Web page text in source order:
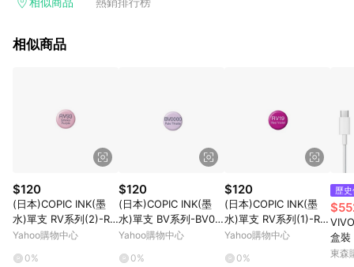
球嚴選、商城、專案商品、「草莓網」全館商品。 4. 如取消訂
券等)，不具點數回饋資格。詳細請依東森購物ETMall之結帳頁面
殊活動時開放「回饋無上限」)，以同一訂單中同一商品不論件數
計算，並依訂單成立時間當下LINE購物所設定的回饋機制為準。
8. LINE購物為購物資訊整合性平台，商品資料更新會有時間差，
如顯示之商品規格、顏色、價位、贈品與東森購物ETMall銷售網
頁不符，以銷售網頁標示為準。 9. 若有贈點爭議，請務必於訂單
日期+180天以內至LINE購物客服洽詢；若超過180天(含)以上進
行申訴，恕無法贈點回饋。 10. 部分點數紅包僅限指定商品使
用，或不適用於無回饋商品。各點數紅包之適用商品與使用條件
相似商品
$120
(日本)COPIC INK(墨
水)單支 RV系列(2)-RV
93
Yahoo購物中心
0%
$120
(日本)COPIC INK(墨
水)單支 BV系列-BV00
00
Yahoo購物中心
0%
$120
(日本)COPIC INK(墨
水)單支 RV系列(1)-RV
19
Yahoo購物中心
0%
歷
盒
C
東森